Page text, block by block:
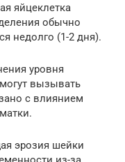
яйцеклетка
обычно
недолго (1-2 дня).
уровня
вызывать
с влиянием
эрозия шейки